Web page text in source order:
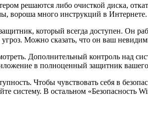
решаются либо очисткой диска,
вороша много инструкций в Интернете.
который всегда доступен. Он
Можно сказать, что он ваш
Дополнительный контроль над
в полноценный защитник
Чтобы чувствовать себя в
систему. В остальном «Безопасность